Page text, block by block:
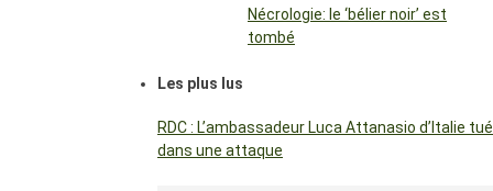
Nécrologie: le ‘bélier noir’ est
tombé
Les plus lus
RDC : L’ambassadeur Luca Attanasio d’Italie tué
dans une attaque